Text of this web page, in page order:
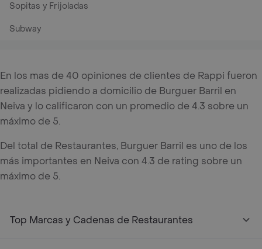
Sopitas y Frijoladas
Subway
En los mas de 40 opiniones de clientes de Rappi fueron
realizadas pidiendo a domicilio de Burguer Barril en
Neiva y lo calificaron con un promedio de 4.3 sobre un
máximo de 5.
Del total de Restaurantes, Burguer Barril es uno de los
más importantes en Neiva con 4.3 de rating sobre un
máximo de 5.
Top Marcas y Cadenas de Restaurantes